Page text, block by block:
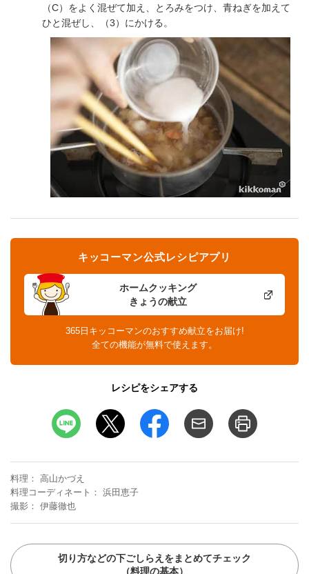
（C）をよく混ぜて加え、とろみをつけ、青ねぎを加えて
ひと混ぜし、（3）にかける。
ホームクッキング
きょうの献立
キッコーマン公式レシピアプリ
365日キッコーマンのおすすめ献立をお届け!
全ての機能が無料で使えます。
レシピをシェアする
料理
高山かづえ
料理コーディネート
浜田恵子
撮影
伊藤徹也
切り方などの下ごしらえをまとめてチェック
（料理の基本）